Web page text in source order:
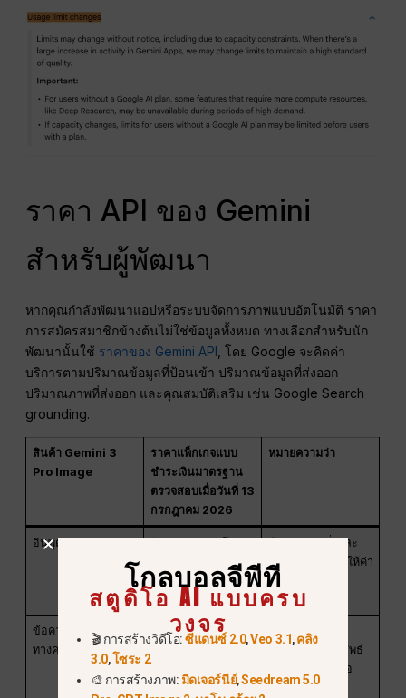
ราคา API ของ Gemini
สำหรับผู้พัฒนา
หากคุณกำลังพัฒนาแอปหรือระบบจัดการภาพแบบอัตโนมัติ ราคา
การสมัครสมาชิกข้างต้นไม่ใช่ข้อมูลทั้งหมด ทางเลือกสำหรับนัก
พัฒนานั้นใช้ ราคาของ Gemini API , โดย Google จะคิดค่า
บริการตามปริมาณข้อมูลที่ป้อนเข้า ปริมาณข้อมูลที่ส่งออก
ปริมาณภาพที่ส่งออก และคุณสมบัติเสริม เช่น Google Search
grounding.
สินค้า Gemini 3
Pro Image
ราคาแพ็กเกจแบบ
ชำระเงินมาตรฐาน
ตรวจสอบเมื่อวันที่ 13
กรกฎาคม 2026
หมายความว่า
อินพุต
ข้อมูลแบบข้อความ/
ภาพ
ข้อความคำสั่งและ
ภาพอ้างอิงจะทำให้ค่า
ใช้จ่ายเพิ่มขึ้น.
ข้อความและผลลัพธ์
ทางความคิด
$ 12.00 ต่อ 1M โท
มีประโยชน์เมื่อ
โมเดลส่งคืนผลลัพธ์
การวิเคราะห์หรือ
ข้อความผ่าน
โกลบอลจีพีที
สตูดิโอ AI แบบครบ
วงจร
🎬 การสร้างวิดีโอ:ซีแดนซ์ 2.0,Veo 3.1,คลิง
3.0,โซระ 2
🎨 การสร้างภาพ: มิดเจอร์นีย์,Seedream 5.0